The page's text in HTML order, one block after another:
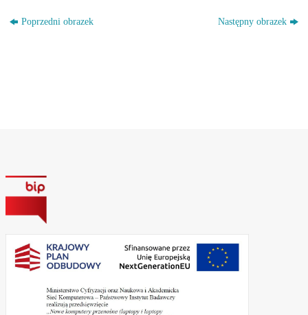
Poprzedni obrazek Następny obrazek